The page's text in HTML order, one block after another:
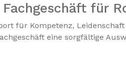
für
für Kompetenz,
eine sorgfältige